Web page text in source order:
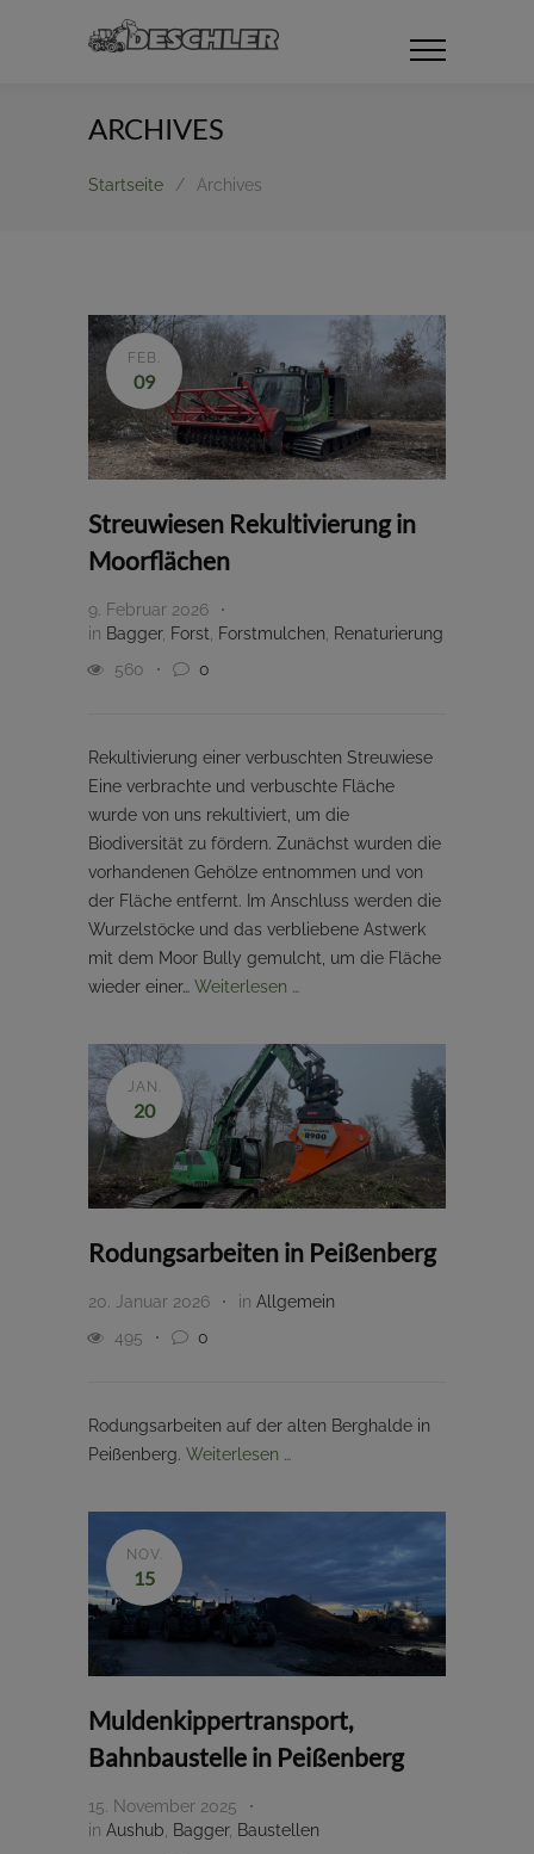
ARCHIVES
Startseite / Archives
FEB.
09
Streuwiesen Rekultivierung in
Moorflächen
9. Februar 2026
in Bagger, Forst Forstmulchen
Renaturierung
560
0
Rekultivierung einer verbuschten Streuwiese
Eine verbrachte und verbuschte Fläche
wurde von uns rekultiviert, um die
Biodiversität zu fördern. Zunächst wurden die
vorhandenen Gehölze entnommen und von
der Fläche entfernt. Im Anschluss werden die
Wurzelstöcke und das verbliebene Astwerk
mit dem Moor Bully gemulcht, um die Fläche
wieder einer… Weiterlesen …
JAN.
20
Rodungsarbeiten in Peißenberg
20. Januar 2026 in Allgemein
495
0
Rodungsarbeiten auf der alten Berghalde in
Peißenberg. Weiterlesen …
NOV.
15
Muldenkippertransport,
Bahnbaustelle in Peißenberg
15. November 2025
in Aushub Bagger, Baustellen